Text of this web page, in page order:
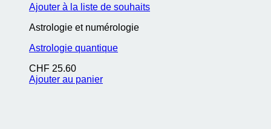
Ajouter à la liste de souhaits
Astrologie et numérologie
Astrologie quantique
CHF 25.60
Ajouter au panier